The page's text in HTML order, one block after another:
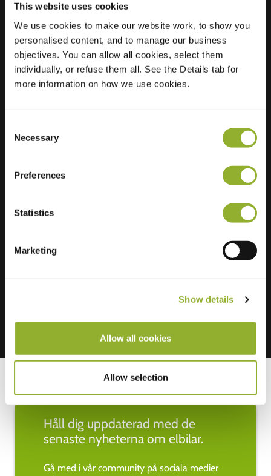
This website uses cookies
We use cookies to make our website work, to show you
personalised content, and to manage our business
objectives. You can allow all cookies, select them
individually, or refuse them all. See the Details tab for
more information on how we use cookies.
Selection
Necessary
Preferences
Statistics
Marketing
Show details
Allow all cookies
Allow selection
Plats
Route Nationale 190
78520 Limay
Frankrike
Ultra-Fast
6 of 6 available
Ytterligare information
Håll dig uppdaterad med de
senaste nyheterna om elbilar.
Gå med i vår community på sociala medier